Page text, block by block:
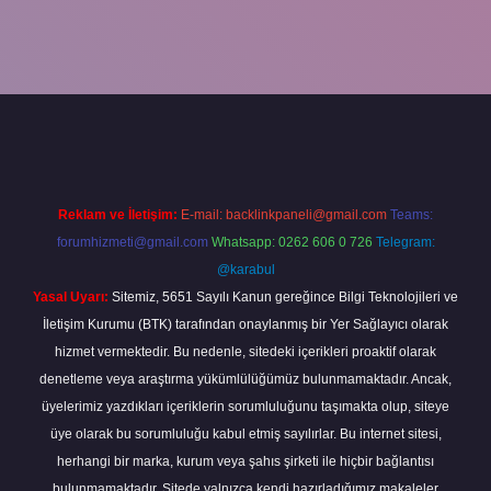
Reklam ve İletişim: E-mail: backlinkpaneli@gmail.com Teams:
forumhizmeti@gmail.com Whatsapp: 0262 606 0 726 Telegram:
@karabul
Yasal Uyarı: Sitemiz, 5651 Sayılı Kanun gereğince Bilgi Teknolojileri ve
İletişim Kurumu (BTK) tarafından onaylanmış bir Yer Sağlayıcı olarak
hizmet vermektedir. Bu nedenle, sitedeki içerikleri proaktif olarak
denetleme veya araştırma yükümlülüğümüz bulunmamaktadır. Ancak,
üyelerimiz yazdıkları içeriklerin sorumluluğunu taşımakta olup, siteye
üye olarak bu sorumluluğu kabul etmiş sayılırlar. Bu internet sitesi,
herhangi bir marka, kurum veya şahıs şirketi ile hiçbir bağlantısı